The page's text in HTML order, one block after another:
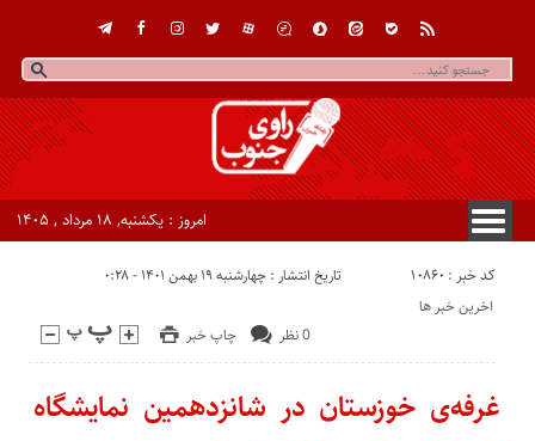
امروز : یکشنبه, ۱۸ مرداد , ۱۴۰۵
کد خبر : 10860 تاریخ انتشار : چهارشنبه ۱۹ بهمن ۱۴۰۱ - ۰:۲۸
چاپ خبر 0 نظر
اخرین خبر ها
غرفه‌ی خوزستان در شانزدهمین نمایشگاه